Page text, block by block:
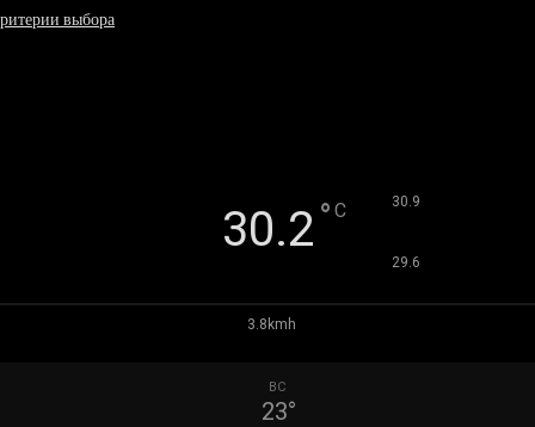
выбора
30.2 ° C 30.9
29.6
3.8kmh
ВС
23°